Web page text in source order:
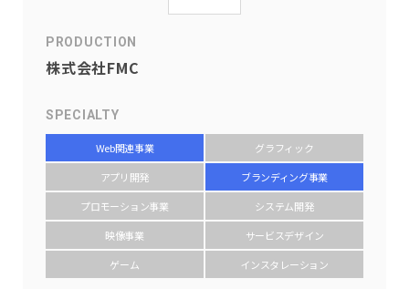
PRODUCTION
株式会社FMC
SPECIALTY
Web関連事業
グラフィック
アプリ開発
ブランディング事業
プロモーション事業
システム開発
映像事業
サービスデザイン
ゲーム
インスタレーション